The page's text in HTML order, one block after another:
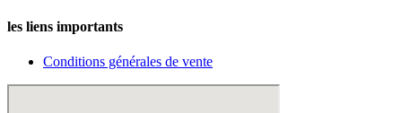
les liens importants
Conditions générales de vente